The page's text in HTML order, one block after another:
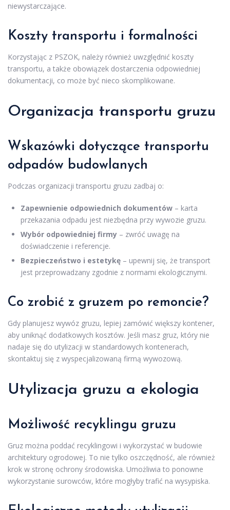
niewystarczające.
Koszty transportu i formalności
Korzystając z PSZOK, należy również uwzględnić koszty
transportu, a także obowiązek dostarczenia odpowiedniej
dokumentacji, co może być nieco skomplikowane.
Organizacja transportu gruzu
Wskazówki dotyczące transportu
odpadów budowlanych
Podczas organizacji transportu gruzu zadbaj o:
Zapewnienie odpowiednich dokumentów – karta
przekazania odpadu jest niezbędna przy wywozie gruzu.
Wybór odpowiedniej firmy – zwróć uwagę na
doświadczenie i referencje.
Bezpieczeństwo i estetykę – upewnij się, że transport
jest przeprowadzany zgodnie z normami ekologicznymi.
Co zrobić z gruzem po remoncie?
Gdy planujesz wywóz gruzu, lepiej zamówić większy kontener,
aby uniknąć dodatkowych kosztów. Jeśli masz gruz, który nie
nadaje się do utylizacji w standardowych kontenerach,
skontaktuj się z wyspecjalizowaną firmą wywozową.
Utylizacja gruzu a ekologia
Możliwość recyklingu gruzu
Gruz można poddać recyklingowi i wykorzystać w budowie
architektury ogrodowej. To nie tylko oszczędność, ale również
krok w stronę ochrony środowiska. Umożliwia to ponowne
wykorzystanie surowców, które mogłyby trafić na wysypiska.